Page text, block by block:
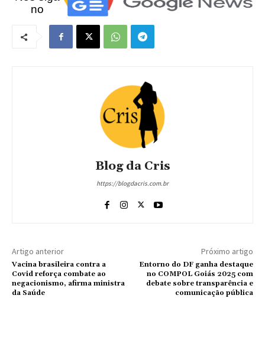
no
Blog da Cris
https://blogdacris.com.br
Artigo anterior
Vacina brasileira contra a
Covid reforça combate ao
negacionismo, afirma ministra
da Saúde
Próximo artigo
Entorno do DF ganha destaque
no COMPOL Goiás 2025 com
debate sobre transparência e
comunicação pública